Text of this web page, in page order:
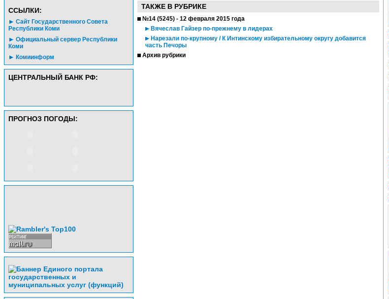
CСЫЛКИ:
Сайт Государственного Совета
Республики Коми
Официальный сервер Республики
Коми
Комиинформ
ЦЕНТРАЛЬНЫЙ БАНК РФ:
ПРОГНОЗ ПОГОДЫ:
ТАКЖЕ В РУБРИКЕ
№14 (5245) - 12 февраля 2015 года
Вячеслав Гайзер по-прежнему в лидерах
Нарезали по-крупному / К Интинскому избирательному округу добавится
часть Печоры
Архив рубрики